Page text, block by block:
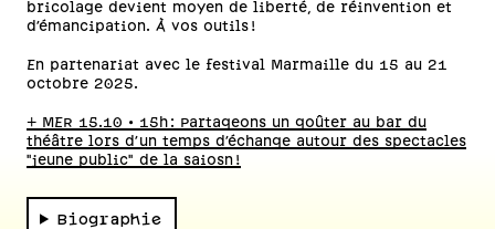
bricolage devient moyen de liberté, de réinvention et
d’émancipation. À vos outils !
En partenariat avec le festival Marmaille du 15 au 21
octobre 2025.
+ MER 15.10 • 15h : Partageons un goûter au bar du
théâtre lors d'un temps d'échange autour des spectacles
"jeune public" de la saiosn !
Biographie